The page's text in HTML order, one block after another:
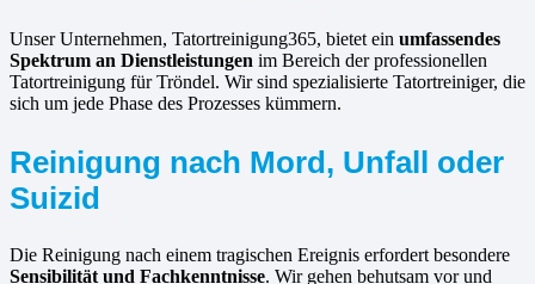
Unser Unternehmen, Tatortreinigung365, bietet ein umfassendes
Spektrum an Dienstleistungen im Bereich der professionellen
Tatortreinigung für Tröndel. Wir sind spezialisierte Tatortreiniger, die
sich um jede Phase des Prozesses kümmern.
Reinigung nach Mord, Unfall oder
Suizid
Die Reinigung nach einem tragischen Ereignis erfordert besondere
Sensibilität und Fachkenntnisse. Wir gehen behutsam vor und